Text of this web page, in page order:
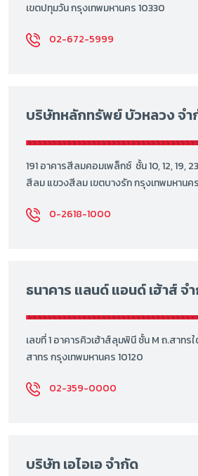
เขตปทุมวัน กรุงเทพมหานคร 10330
02-672-5999
บริษัทหลักทรัพย์ บัวหลวง จำ
191 อาคารสีลมคอมเพล็กซ์ ชั้น 10, 12, 19,
สีลม แขวงสีลม เขตบางรัก กรุงเทพมหานค
0-2618-1000
ธนาคาร แลนด์ แอนด์ เฮ้าส์ จ
เลขที่ 1 อาคารคิวเฮ้าส์ลุมพินี ชั้น M ถ.สาทร
สาทร กรุงเทพมหานคร 10120
02-359-0000
บริษัท เอไอเอ จำกัด